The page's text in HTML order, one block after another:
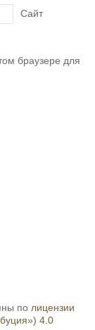
Сайт
браузере для
по лицензии
4.0